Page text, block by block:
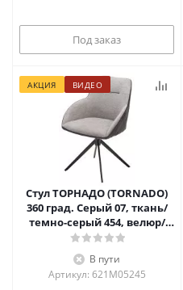
Под заказ
АКЦИЯ ВИДЕО
Стул ТОРНАДО (TORNADO)
360 град. Серый 07, ткань/
темно-серый 454, велюр/
черный каркас, DISAUR
В пути
Артикул: 621M05245